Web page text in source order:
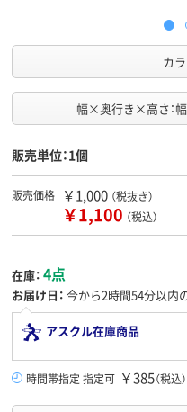
カ
幅×奥行き×高さ：
販売単位：1個
販売価格 ￥1,000 （税抜き）
￥1,100 （税込）
在庫： 4点
お届け日： 今から2時間54分以内
アスクル在庫商品
時間帯指定 指定可 ￥385（税込）